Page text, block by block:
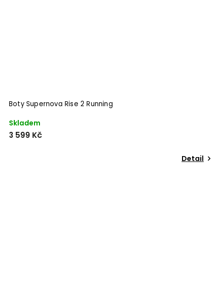
Boty Supernova Rise 2 Running
Skladem
3 599 Kč
Detail